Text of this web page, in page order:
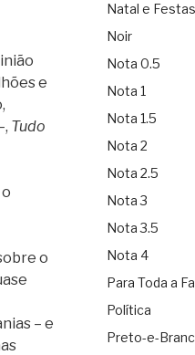
e
Tudo
o
– e
Natal e Festas
Noir
Nota 0.5
Nota 1
Nota 1.5
Nota 2
Nota 2.5
Nota 3
Nota 3.5
Nota 4
Para Toda a
Política
Preto-e-